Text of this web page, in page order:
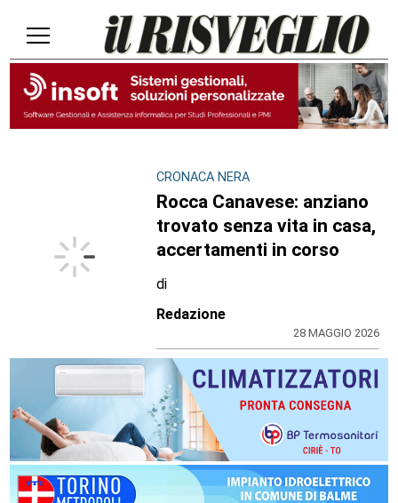
CRONACA NERA
Rocca Canavese: anziano
trovato senza vita in casa,
accertamenti in corso
di
Redazione
28 MAGGIO 2026